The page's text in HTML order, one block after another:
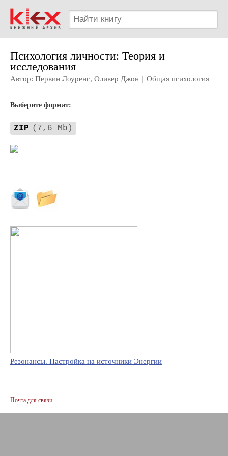
Психология личности: Теория и
исследования
Автор: Первин Лоуренс, Оливер Джон | Общая психология
Выберите формат:
ZIP (7,6 Mb)
Резонансы. Настройка на источники Энергии
Почта для связи